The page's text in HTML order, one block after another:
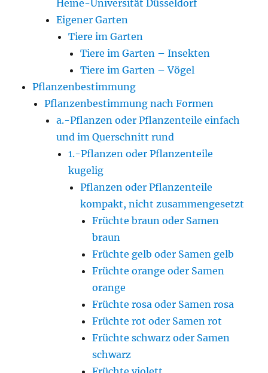
Heine-Universität Düsseldorf
Eigener Garten
Tiere im Garten
Tiere im Garten – Insekten
Tiere im Garten – Vögel
Pflanzenbestimmung
Pflanzenbestimmung nach Formen
a.-Pflanzen oder Pflanzenteile einfach
und im Querschnitt rund
1.-Pflanzen oder Pflanzenteile
kugelig
Pflanzen oder Pflanzenteile
kompakt, nicht zusammengesetzt
Früchte braun oder Samen
braun
Früchte gelb oder Samen gelb
Früchte orange oder Samen
orange
Früchte rosa oder Samen rosa
Früchte rot oder Samen rot
Früchte schwarz oder Samen
schwarz